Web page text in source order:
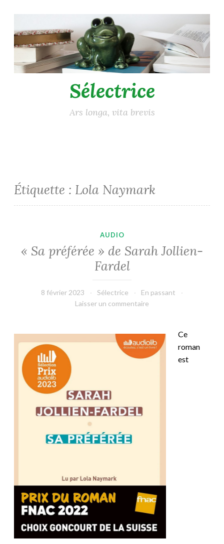
au
contenu
principal
Sélectrice
Ars longa, vita brevis
Étiquette : Lola Naymark
AUDIO
« Sa préférée » de Sarah Jollien-
Fardel
8 février 2023 Sélectrice
En passant
Laisser un commentaire
Ce
roman
est